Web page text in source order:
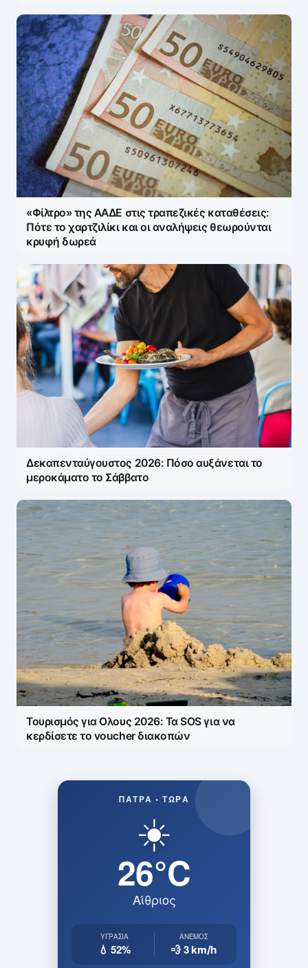
«Φίλτρο» της ΑΑΔΕ στις τραπεζικές καταθέσεις:
Πότε το χαρτζιλίκι και οι αναλήψεις θεωρούνται
κρυφή δωρεά
Δεκαπενταύγουστος 2026: Πόσο αυξάνεται το
μεροκάματο το Σάββατο
Τουρισμός για Ολους 2026: Τα SOS για να
κερδίσετε το voucher διακοπών
ΠΆΤΡΑ • ΤΏΡΑ
☀️
26°C
Αίθριος
ΥΓΡΑΣΊΑ
💧 52%
ΆΝΕΜΟΣ
💨 3km/h